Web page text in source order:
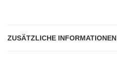
ZUSÄTZLICHE INFORMATIONEN